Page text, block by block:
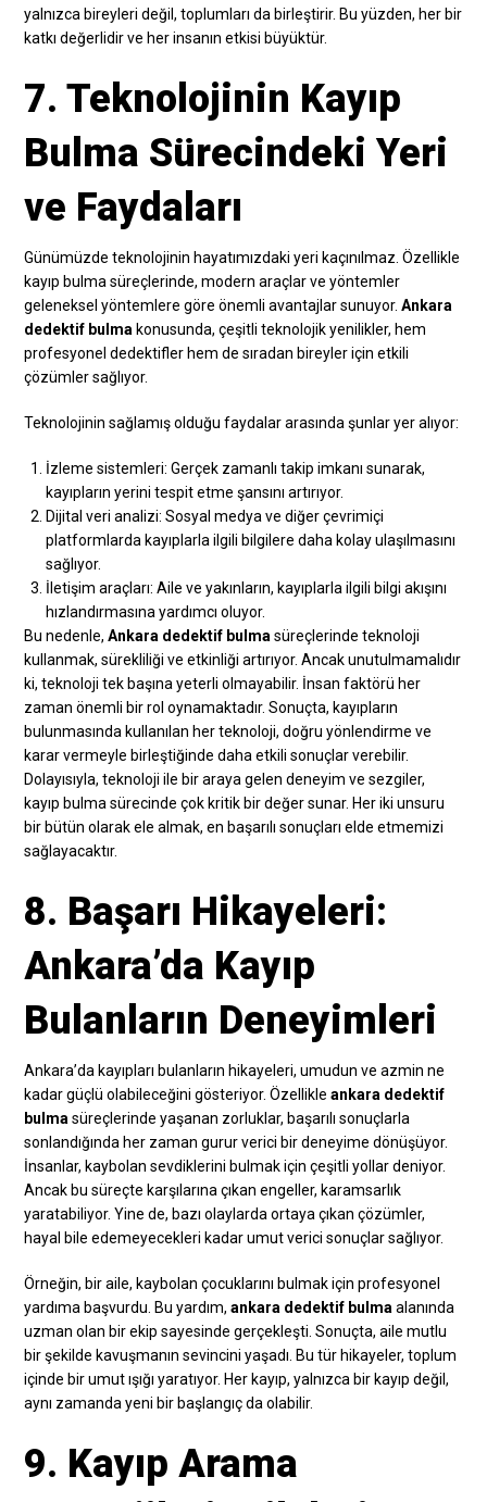
yalnızca bireyleri değil, toplumları da birleştirir. Bu yüzden, her bir
katkı değerlidir ve her insanın etkisi büyüktür.
7. Teknolojinin Kayıp
Bulma Sürecindeki Yeri
ve Faydaları
Günümüzde teknolojinin hayatımızdaki yeri kaçınılmaz. Özellikle
kayıp bulma süreçlerinde, modern araçlar ve yöntemler
geleneksel yöntemlere göre önemli avantajlar sunuyor.Ankara
dedektif bulma konusunda, çeşitli teknolojik yenilikler, hem
profesyonel dedektifler hem de sıradan bireyler için etkili
çözümler sağlıyor.
Teknolojinin sağlamış olduğu faydalar arasında şunlar yer alıyor:
İzleme sistemleri: Gerçek zamanlı takip imkanı sunarak,
kayıpların yerini tespit etme şansını artırıyor.
Dijital veri analizi: Sosyal medya ve diğer çevrimiçi
platformlarda kayıplarla ilgili bilgilere daha kolay ulaşılmasını
sağlıyor.
İletişim araçları: Aile ve yakınların, kayıplarla ilgili bilgi akışını
hızlandırmasına yardımcı oluyor.
Bu nedenle,Ankara dedektif bulma süreçlerinde teknoloji
kullanmak, sürekliliği ve etkinliği artırıyor. Ancak unutulmamalıdır
ki, teknoloji tek başına yeterli olmayabilir. İnsan faktörü her
zaman önemli bir rol oynamaktadır. Sonuçta, kayıpların
bulunmasında kullanılan her teknoloji, doğru yönlendirme ve
karar vermeyle birleştiğinde daha etkili sonuçlar verebilir.
Dolayısıyla, teknoloji ile bir araya gelen deneyim ve sezgiler,
kayıp bulma sürecinde çok kritik bir değer sunar. Her iki unsuru
bir bütün olarak ele almak, en başarılı sonuçları elde etmemizi
sağlayacaktır.
8. Başarı Hikayeleri:
Ankara’da Kayıp
Bulanların Deneyimleri
Ankara’da kayıpları bulanların hikayeleri, umudun ve azmin ne
kadar güçlü olabileceğini gösteriyor. Özellikleankara dedektif
bulma süreçlerinde yaşanan zorluklar, başarılı sonuçlarla
sonlandığında her zaman gurur verici bir deneyime dönüşüyor.
İnsanlar, kaybolan sevdiklerini bulmak için çeşitli yollar deniyor.
Ancak bu süreçte karşılarına çıkan engeller, karamsarlık
yaratabiliyor. Yine de, bazı olaylarda ortaya çıkan çözümler,
hayal bile edemeyecekleri kadar umut verici sonuçlar sağlıyor.
Örneğin, bir aile, kaybolan çocuklarını bulmak için profesyonel
yardıma başvurdu. Bu yardım,ankara dedektif bulma alanında
uzman olan bir ekip sayesinde gerçekleşti. Sonuçta, aile mutlu
bir şekilde kavuşmanın sevincini yaşadı. Bu tür hikayeler, toplum
içinde bir umut ışığı yaratıyor. Her kayıp, yalnızca bir kayıp değil,
aynı zamanda yeni bir başlangıç da olabilir.
9. Kayıp Arama